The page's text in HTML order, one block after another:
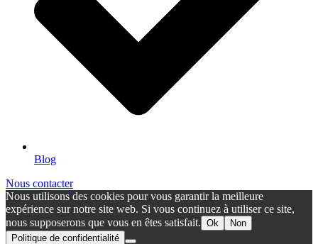
Blog
Nous contacter
Nous utilisons des cookies pour vous garantir la meilleure
expérience sur notre site web. Si vous continuez à utiliser ce site,
nous supposerons que vous en êtes satisfait. Ok
Non
Politique de confidentialité